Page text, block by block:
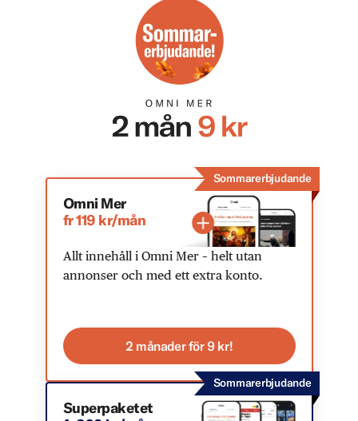
Sommarerbjudande
Omni Mer
fr 119 kr/mån
Allt innehåll i Omni Mer – helt utan
annonser och med ett extra konto.
2 månader för 9 kr!
Sommarerbjudande
Superpaketet